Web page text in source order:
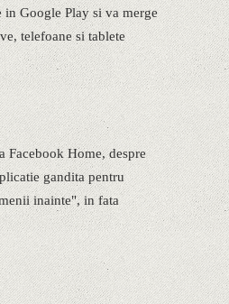
in Google Play si va merge
telefoane si tablete
Facebook Home, despre
gandita pentru
inainte", in fata